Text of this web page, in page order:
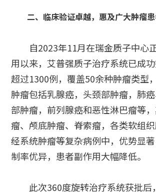
二、临床验证卓越，惠及广大肿瘤
自2023年11月在瑞金质子中心
用以来，艾普强质子治疗系统已成
超过1300例，覆盖50余种肿瘤类型
肿瘤包括乳腺癌，头颈部肿瘤，肺
部肿瘤，前列腺癌和恶性淋巴瘤等
瘤、颅底肿瘤、脊索瘤，各类软组
经系统肿瘤等复杂病例中，优势显
制率优异，患者副作用大幅降低。
此次360度旋转治疗系统获批后